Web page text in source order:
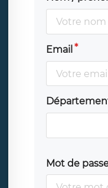
Email
Mot de